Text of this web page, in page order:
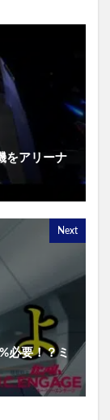
をアリーナ
Next
必要！？ミ